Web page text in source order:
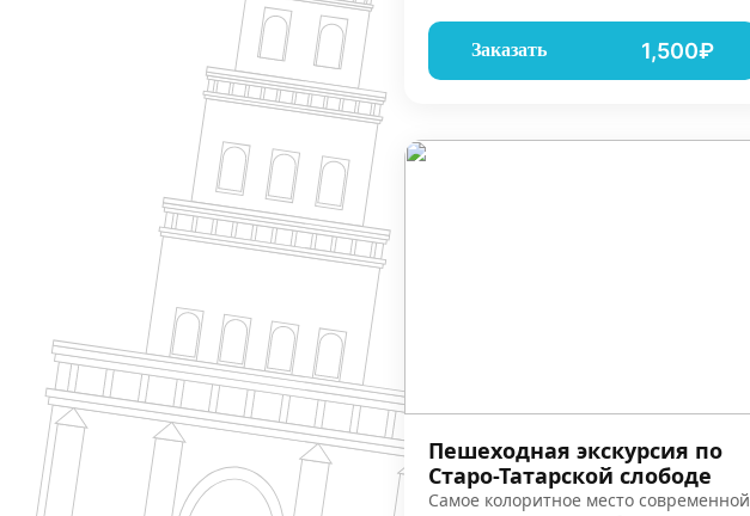
Заказать 1,500₽
Пешеходная экскурсия по
Старо-Татарской слободе
Самое колоритное место современной